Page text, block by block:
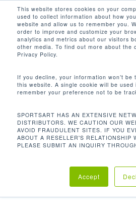
This website stores cookies on your
used to collect information about how
website and allow us to remember you.
order to improve and customize your
analytics and metrics about our visitors
other media. To find out more about the
Privacy Policy.
If you decline, your information won’t be
this website. A single cookie will be
remember your preference not to be
SPORTSART HAS AN EXTENSIVE
DISTRIBUTORS. WE CAUTION OUR
AVOID FRAUDULENT SITES. IF YOU
ABOUT A RESELLER'S RELATIONSHIP
PLEASE SUBMIT AN INQUIRY
Accept
main
content
屏幕选
SportsArt 主要提供两种屏幕
台都具有自动睡眠功能，以减
耗；另外，直觉式的屏幕，
重要的数据，使锻炼者能随